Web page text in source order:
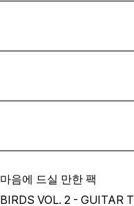
마음에 드실 만한 팩
BIRDS VOL. 2 - GUITAR